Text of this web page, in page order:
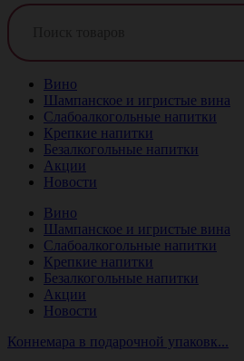
Вино
Шампанское и игристые вина
Слабоалкогольные напитки
Крепкие напитки
Безалкогольные напитки
Акции
Новости
Вино
Шампанское и игристые вина
Слабоалкогольные напитки
Крепкие напитки
Безалкогольные напитки
Акции
Новости
Коннемара в подарочной упаковк...